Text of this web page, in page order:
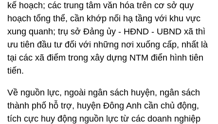
kế hoạch; các trung tâm văn hóa trên cơ sở quy
hoạch tổng thể, cần khớp nối hạ tầng với khu vực
xung quanh; trụ sở Đảng ủy - HĐND - UBND xã thì
ưu tiên đầu tư đối với những nơi xuống cấp, nhất là
tại các xã điểm trong xây dựng NTM điển hình tiên
tiến.
Về nguồn lực, ngoài ngân sách huyện, ngân sách
thành phố hỗ trợ, huyện Đông Anh cần chủ động,
tích cực huy động nguồn lực từ các doanh nghiệp